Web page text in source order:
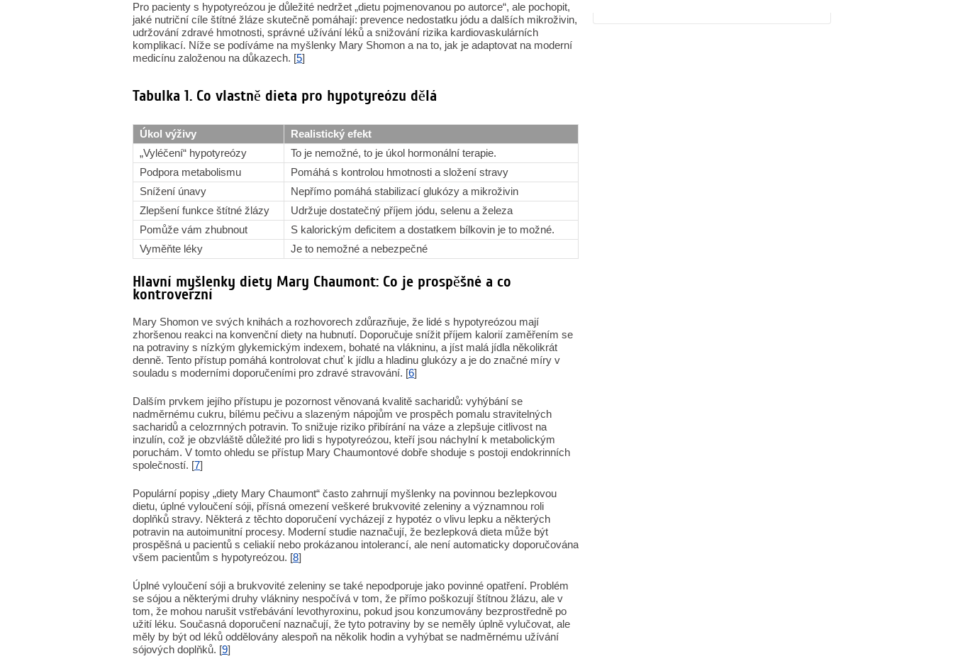
Pro pacienty s hypotyreózou je důležité nedržet „dietu pojmenovanou po autorce“, ale pochopit,
jaké nutriční cíle štítné žláze skutečně pomáhají: prevence nedostatku jódu a dalších mikroživin,
udržování zdravé hmotnosti, správné užívání léků a snižování rizika kardiovaskulárních
komplikací. Níže se podíváme na myšlenky Mary Shomon a na to, jak je adaptovat na moderní
medicínu založenou na důkazech. [5]
Tabulka 1. Co vlastně dieta pro hypotyreózu dělá
Úkol výživy
Realistický efekt
„Vyléčení“ hypotyreózy
To je nemožné, to je úkol hormonální terapie.
Podpora metabolismu
Pomáhá s kontrolou hmotnosti a složení stravy
Snížení únavy
Nepřímo pomáhá stabilizací glukózy a mikroživin
Zlepšení funkce štítné žlázy
Udržuje dostatečný příjem jódu, selenu a železa
Pomůže vám zhubnout
S kalorickým deficitem a dostatkem bílkovin je to možné.
Vyměňte léky
Je to nemožné a nebezpečné
Hlavní myšlenky diety Mary Chaumont: Co je prospěšné a co
kontroverzní
Mary Shomon ve svých knihách a rozhovorech zdůrazňuje, že lidé s hypotyreózou mají
zhoršenou reakci na konvenční diety na hubnutí. Doporučuje snížit příjem kalorií zaměřením se
na potraviny s nízkým glykemickým indexem, bohaté na vlákninu, a jíst malá jídla několikrát
denně. Tento přístup pomáhá kontrolovat chuť k jídlu a hladinu glukózy a je do značné míry v
souladu s moderními doporučeními pro zdravé stravování. [6]
Dalším prvkem jejího přístupu je pozornost věnovaná kvalitě sacharidů: vyhýbání se
nadměrnému cukru, bílému pečivu a slazeným nápojům ve prospěch pomalu stravitelných
sacharidů a celozrnných potravin. To snižuje riziko přibírání na váze a zlepšuje citlivost na
inzulín, což je obzvláště důležité pro lidi s hypotyreózou, kteří jsou náchylní k metabolickým
poruchám. V tomto ohledu se přístup Mary Chaumontové dobře shoduje s postoji endokrinních
společností. [7]
Populární popisy „diety Mary Chaumont“ často zahrnují myšlenky na povinnou bezlepkovou
dietu, úplné vyloučení sóji, přísná omezení veškeré brukvovité zeleniny a významnou roli
doplňků stravy. Některá z těchto doporučení vycházejí z hypotéz o vlivu lepku a některých
potravin na autoimunitní procesy. Moderní studie naznačují, že bezlepková dieta může být
prospěšná u pacientů s celiakií nebo prokázanou intolerancí, ale není automaticky doporučována
všem pacientům s hypotyreózou. [8]
Úplné vyloučení sóji a brukvovité zeleniny se také nepodporuje jako povinné opatření. Problém
se sójou a některými druhy vlákniny nespočívá v tom, že přímo poškozují štítnou žlázu, ale v
tom, že mohou narušit vstřebávání levothyroxinu, pokud jsou konzumovány bezprostředně po
užití léku. Současná doporučení naznačují, že tyto potraviny by se neměly úplně vylučovat, ale
měly by být od léků oddělovány alespoň na několik hodin a vyhýbat se nadměrnému užívání
sójových doplňků. [9]